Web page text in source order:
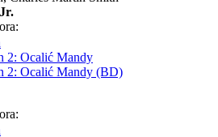
2: Ocalić Mandy
2: Ocalić Mandy (BD)